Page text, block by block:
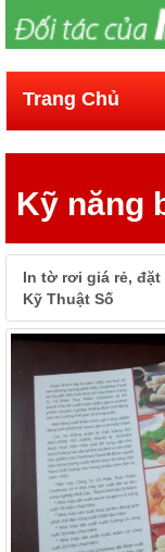
Trang Chủ
Kỹ năng
In tờ rơi giá rẻ,
Kỹ Thuật Số